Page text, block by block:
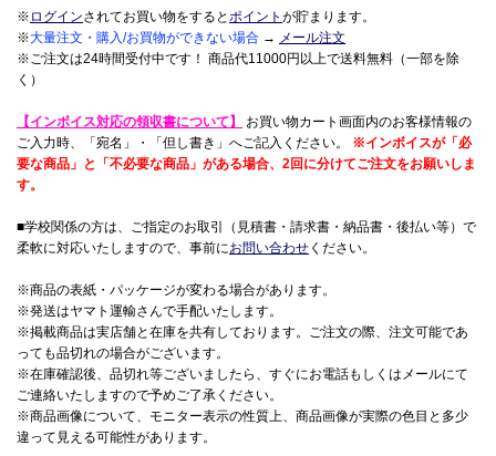
※ ログインされてお買い物をするとポイント が貯まります。
※大量注文・購入/お買物ができない場合 → メール注文
※ご注文は24時間受付中です！ 商品代11000円以上で送料無料（一部を除
く）
【インボイス対応の領収書について】
お買い物カート画面内のお客様情報の
ご入力時、「宛名」・「但し書き」へご記入ください。 ※インボイスが「必
要な商品」と「不必要な商品」がある場合、2回に分けてご注文をお願いしま
す。
■学校関係の方は、ご指定のお取引（見積書・請求書・納品書・後払い等）で
柔軟に対応いたしますので、事前にお問い合わせ ください。
※商品の表紙・パッケージが変わる場合があります。
※発送はヤマト運輸さんで手配いたします。
※掲載商品は実店舗と在庫を共有しております。ご注文の際、注文可能であ
っても品切れの場合がございます。
※在庫確認後、品切れ等ございましたら、すぐにお電話もしくはメールにて
ご連絡いたしますので予めご了承ください。
※商品画像について、モニター表示の性質上、商品画像が実際の色目と多少
違って見える可能性があります。